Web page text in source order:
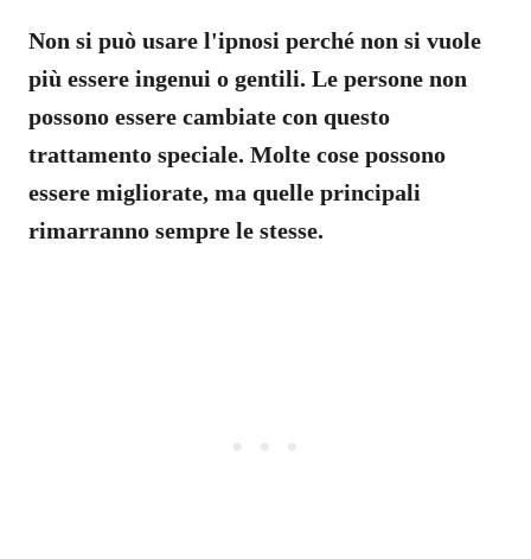
Non si può usare l'ipnosi perché non si vuole
più essere ingenui o gentili. Le persone non
possono essere cambiate con questo
trattamento speciale. Molte cose possono
essere migliorate, ma quelle principali
rimarranno sempre le stesse.